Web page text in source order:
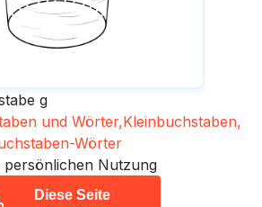
g
und Wörter,Kleinbuchstaben,
Wörter
Nutzung
Diese Seite